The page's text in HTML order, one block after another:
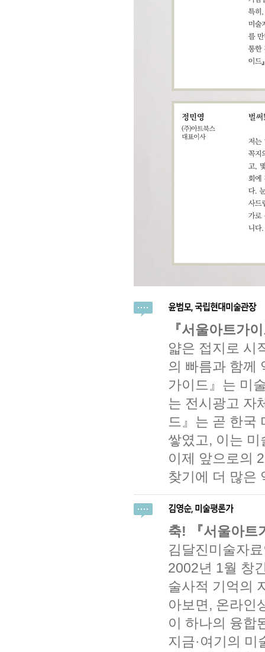
『서울아트가
얇은 접지로 시
의 빠름과 함께
가이드』는 미
는 전시광고 자
드』는 곧 한국
쌓였고, 이는
이제 앞으로의
찾기에 더 많은
축! 『서울아트
김달진미술자
2002년 1월 창
술사적 기억의
아보면, 온라인
이 하나의 융합
지금·여기의